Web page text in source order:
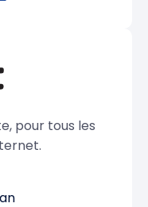
pour tous les